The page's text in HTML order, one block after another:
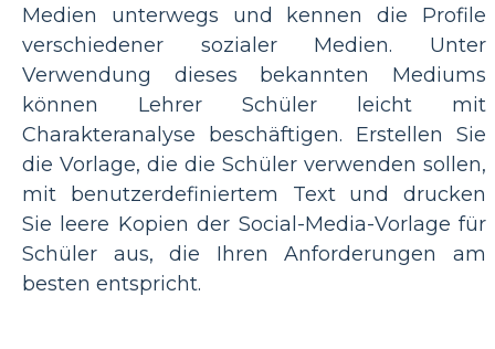
Medien unterwegs und kennen die Profile
verschiedener sozialer Medien. Unter
Verwendung dieses bekannten Mediums
können Lehrer Schüler leicht mit
Charakteranalyse beschäftigen. Erstellen Sie
die Vorlage, die die Schüler verwenden sollen,
mit benutzerdefiniertem Text und drucken
Sie leere Kopien der Social-Media-Vorlage für
Schüler aus, die Ihren Anforderungen am
besten entspricht.